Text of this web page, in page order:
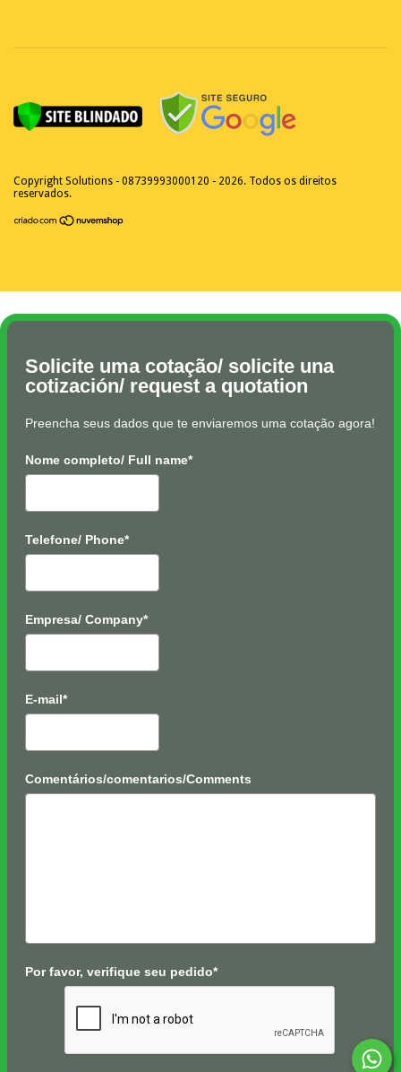
Copyright Solutions - 08739993000120 - 2026. Todos os direitos
reservados.
Solicite uma cotação/ solicite una
cotización/ request a quotation
Preencha seus dados que te enviaremos uma cotação agora!
Nome completo/ Full name*
Telefone/ Phone*
Empresa/ Company*
E-mail*
Comentários/comentarios/Comments
Por favor, verifique seu pedido*